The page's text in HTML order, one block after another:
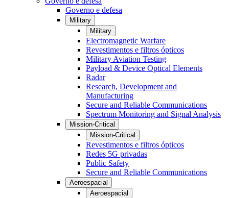
Governo e defesa
Military
Military
Electromagnetic Warfare
Revestimentos e filtros ópticos
Military Aviation Testing
Payload & Device Optical Elements
Radar
Research, Development and
Manufacturing
Secure and Reliable Communications
Spectrum Monitoring and Signal Analysis
Mission-Critical
Mission-Critical
Revestimentos e filtros ópticos
Redes 5G privadas
Public Safety
Secure and Reliable Communications
Aeroespacial
Aeroespacial